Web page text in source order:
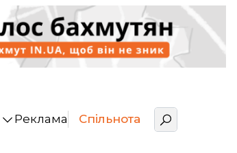
Реклама Спільнота